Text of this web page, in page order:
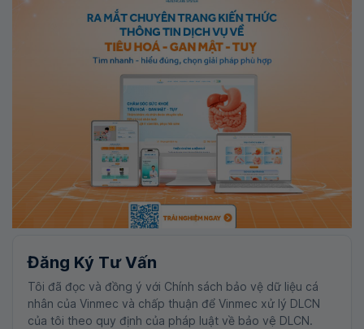
Đăng Ký Tư Vấn
Tôi đã đọc và đồng ý với Chính sách bảo vệ dữ liệu cá
nhân của Vinmec và chấp thuận để Vinmec xử lý DLCN
của tôi theo quy định của pháp luật về bảo vệ DLCN.